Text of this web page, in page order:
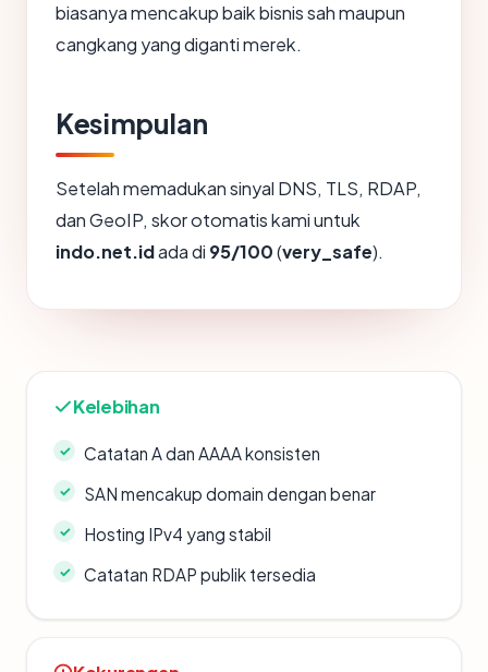
biasanya mencakup baik bisnis sah maupun
cangkang yang diganti merek.
Kesimpulan
Setelah memadukan sinyal DNS, TLS, RDAP,
dan GeoIP, skor otomatis kami untuk
indo.net.idada di 95/100(very_safe).
Kelebihan
Catatan A dan AAAA konsisten
SAN mencakup domain dengan benar
Hosting IPv4 yang stabil
Catatan RDAP publik tersedia